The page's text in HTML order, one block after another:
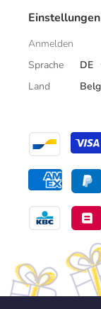
Einstellungen
Anmelden
Sprache
DE
Land